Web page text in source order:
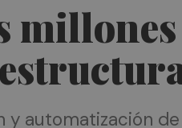
y automatización